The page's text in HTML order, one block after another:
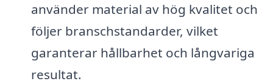
använder material av hög kvalitet och
följer branschstandarder, vilket
garanterar hållbarhet och långvariga
resultat.